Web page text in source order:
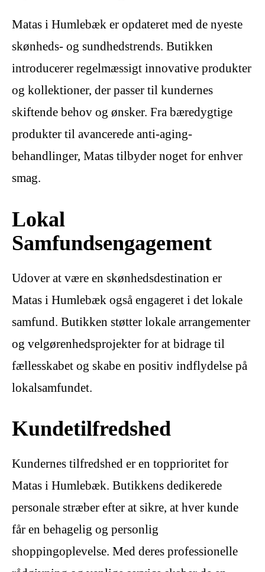
Matas i Humlebæk er opdateret med de nyeste
skønheds- og sundhedstrends. Butikken
introducerer regelmæssigt innovative produkter
og kollektioner, der passer til kundernes
skiftende behov og ønsker. Fra bæredygtige
produkter til avancerede anti-aging-
behandlinger, Matas tilbyder noget for enhver
smag.
Lokal
Samfundsengagement
Udover at være en skønhedsdestination er
Matas i Humlebæk også engageret i det lokale
samfund. Butikken støtter lokale arrangementer
og velgørenhedsprojekter for at bidrage til
fællesskabet og skabe en positiv indflydelse på
lokalsamfundet.
Kundetilfredshed
Kundernes tilfredshed er en topprioritet for
Matas i Humlebæk. Butikkens dedikerede
personale stræber efter at sikre, at hver kunde
får en behagelig og personlig
shoppingoplevelse. Med deres professionelle